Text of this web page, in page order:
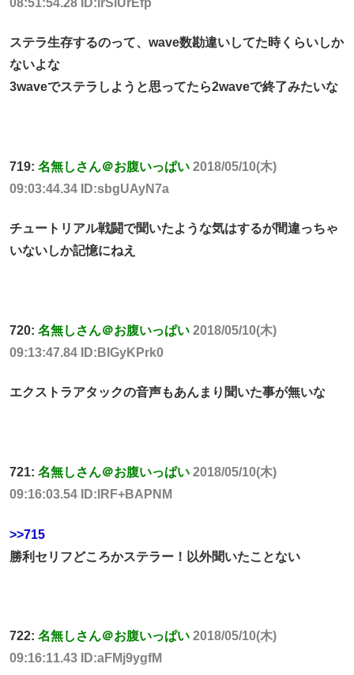
ステラ生存するのって、wave数勘違いしてた時くらいしか
ないよな
3waveでステラしようと思ってたら2waveで終了みたいな
719: 名無しさん＠お腹いっぱい 2018/05/10(木)
09:03:44.34 ID:sbgUAyN7a
チュートリアル戦闘で聞いたような気はするが間違っちゃ
いないしか記憶にねえ
720: 名無しさん＠お腹いっぱい 2018/05/10(木)
09:13:47.84 ID:BIGyKPrk0
エクストラアタックの音声もあんまり聞いた事が無いな
721: 名無しさん＠お腹いっぱい 2018/05/10(木)
09:16:03.54 ID:IRF+BAPNM
>>715
勝利セリフどころかステラー！以外聞いたことない
722: 名無しさん＠お腹いっぱい 2018/05/10(木)
09:16:11.43 ID:aFMj9ygfM